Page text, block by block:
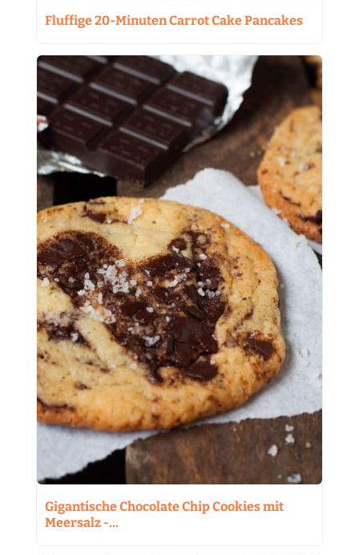
Fluffige 20-Minuten Carrot Cake Pancakes
Gigantische Chocolate Chip Cookies mit
Meersalz -…